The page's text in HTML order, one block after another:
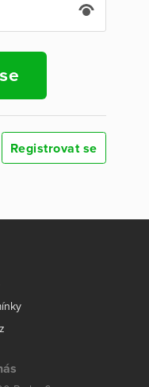
Registrovat se